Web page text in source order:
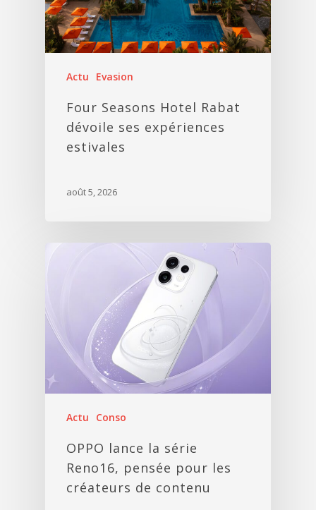
Actu Evasion
Four Seasons Hotel Rabat
dévoile ses expériences
estivales
août 5, 2026
Actu Conso
OPPO lance la série
Reno16, pensée pour les
créateurs de contenu